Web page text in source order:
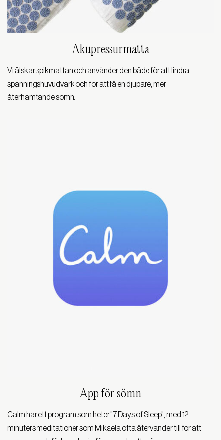
Akupressurmatta
Vi älskar spikmattan och använder den både för att lindra
spänningshuvudvärk och för att få en djupare, mer
återhämtande sömn.
App för sömn
Calm har ett program som heter "7 Days of Sleep", med 12-
minuters meditationer som Mikaela ofta återvänder till för att